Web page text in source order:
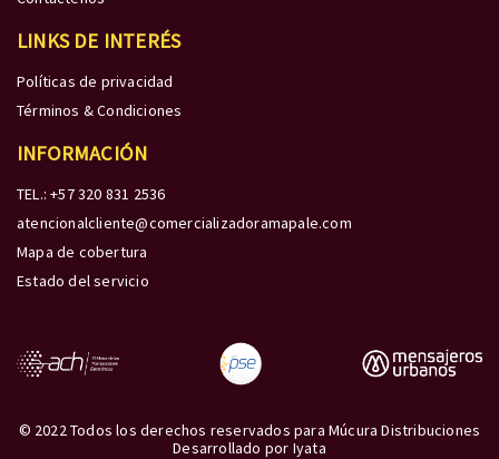
LINKS DE INTERÉS
Políticas de privacidad
Términos & Condiciones
INFORMACIÓN
TEL.: +57 320 831 2536
atencionalcliente@comercializadoramapale.com
Mapa de cobertura
Estado del servicio
© 2022 Todos los derechos reservados para Múcura Distribuciones
Desarrollado por Iyata